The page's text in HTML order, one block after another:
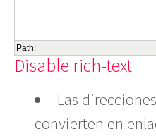
Path:
Disable rich-text
Las
convierten en